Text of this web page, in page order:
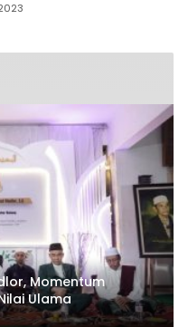
Momentum
Ulama